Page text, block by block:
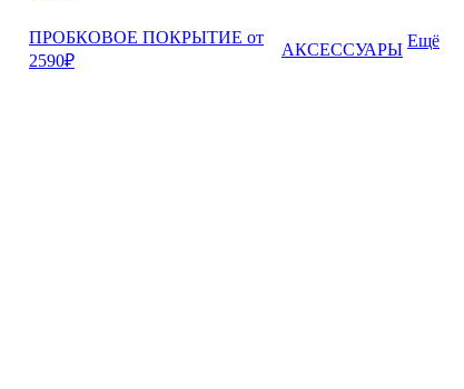
ПРОБКОВОЕ ПОКРЫТИЕ от
2590₽
АКСЕССУАРЫ Ещё